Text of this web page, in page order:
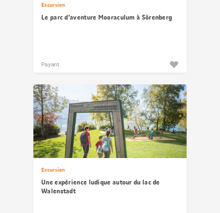
Excursion
Le parc d’aventure Mooraculum à Sörenberg
Payant
Excursion
Une expérience ludique autour du lac de
Walenstadt